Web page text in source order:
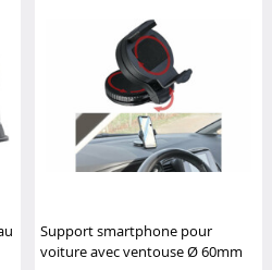
Support smartphone pour
voiture avec ventouse Ø 60mm